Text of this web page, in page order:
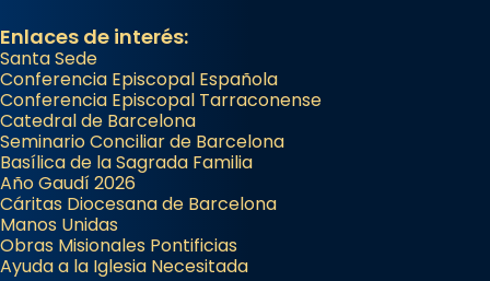
Enlaces de interés:
Santa Sede
Conferencia Episcopal Española
Conferencia Episcopal Tarraconense
Catedral de Barcelona
Seminario Conciliar de Barcelona
Basílica de la Sagrada Familia
Año Gaudí 2026
Cáritas Diocesana de Barcelona
Manos Unidas
Obras Misionales Pontificias
Ayuda a la Iglesia Necesitada